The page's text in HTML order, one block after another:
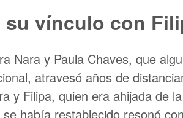
su vínculo con
Nara y Paula Chaves, que
atravesó años de
y Filipa, quien era ahijada de
había restablecido resonó